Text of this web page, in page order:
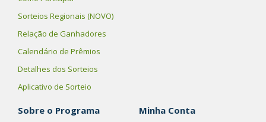
Sorteios Regionais (NOVO)
Relação de Ganhadores
Calendário de Prêmios
Detalhes dos Sorteios
Aplicativo de Sorteio
Sobre o Programa
Minha Conta